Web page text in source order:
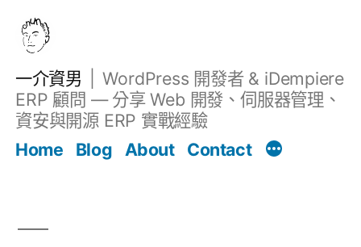
一介資男
WordPress 開發者 & iDempiere
ERP 顧問 — 分享 Web 開發、伺服器管理、
資安與開源 ERP 實戰經驗
Home
Blog About Contact
文章